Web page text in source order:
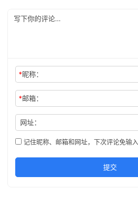
*昵称：
*邮箱：
网址：
记住昵称、邮箱和网址，下次评论免输入
提交